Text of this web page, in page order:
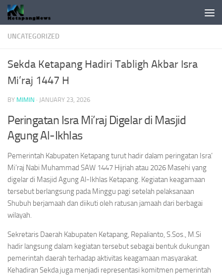
Skip to content
UNCATEGORIZED
Sekda Ketapang Hadiri Tabligh Akbar Isra
Mi’raj 1447 H
BY MIMIN · JANUARY 23, 2026
Peringatan Isra Mi’raj Digelar di Masjid
Agung Al-Ikhlas
Pemerintah Kabupaten Ketapang turut hadir dalam peringatan Isra’
Mi’raj Nabi Muhammad SAW 1447 Hijriah atau 2026 Masehi yang
digelar di Masjid Agung Al-Ikhlas Ketapang. Kegiatan keagamaan
tersebut berlangsung pada Minggu pagi setelah pelaksanaan
Shubuh berjamaah dan diikuti oleh ratusan jamaah dari berbagai
wilayah.
Sekretaris Daerah Kabupaten Ketapang, Repalianto, S.Sos., M.Si
hadir langsung dalam kegiatan tersebut sebagai bentuk dukungan
pemerintah daerah terhadap aktivitas keagamaan masyarakat.
Kehadiran Sekda juga menjadi representasi komitmen pemerintah